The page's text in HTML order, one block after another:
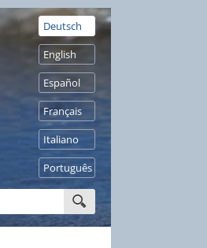
Deutsch
English
Español
Français
Italiano
Português